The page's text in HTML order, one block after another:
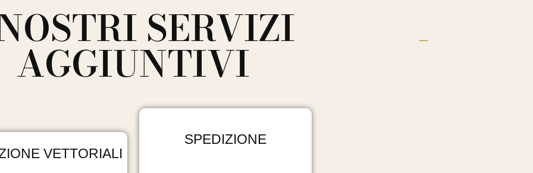
SERVIZI
AGGIUNTIVI
VETTORIALI
SPEDIZIONE